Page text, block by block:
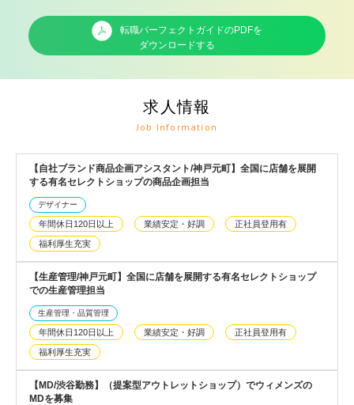
転職パーフェクトガイドのPDFを
ダウンロードする
求人情報
Job Information
【自社ブランド商品企画アシスタント/神戸元町】全国に店舗を展開
する有名セレクトショップの商品企画担当
デザイナー
年間休日120日以上 業績安定・好調 正社員登用有
福利厚生充実
【生産管理/神戸元町】全国に店舗を展開する有名セレクトショップ
での生産管理担当
生産管理・品質管理
年間休日120日以上 業績安定・好調 正社員登用有
福利厚生充実
【MD/渋谷勤務】（提案型アウトレットショップ）でウィメンズの
MDを募集